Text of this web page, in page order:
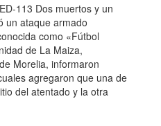
113 Dos muertos y un
un ataque armado
como «Fútbol
de La Maiza,
Morelia, informaron
agregaron que una de
del atentado y la otra